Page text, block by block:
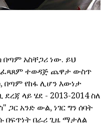
አስቸጋሪ ነው. ይህ
ተወዳጅ ጨዋታ ውስጥ
በጣም የከፋ ሊሆን እውነታ
ላይ ሄደ - 2013-2014 ስለ
ጋር አንድ ውል, ነገር ግን ሰባት
በፍጥነት በራሪ ጊዜ ማታለል